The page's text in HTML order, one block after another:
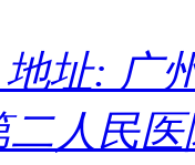
地址: 广
二人民